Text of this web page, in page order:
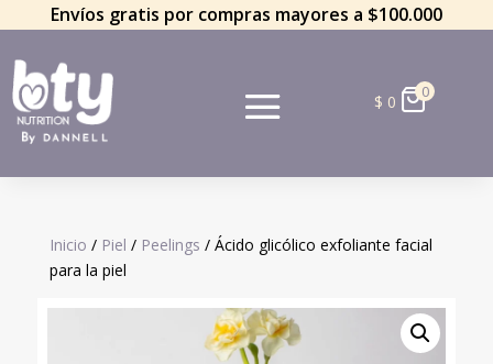
Envíos gratis por compras mayores a $100.000
$ 0 0
Inicio / Piel / Peelings / Ácido glicólico exfoliante facial
para la piel